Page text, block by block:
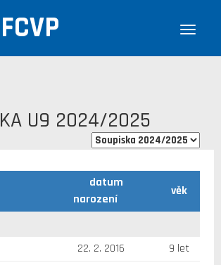
FCVP
U9 2024/2025
datum
narození
věk
22. 2. 2016
9 let